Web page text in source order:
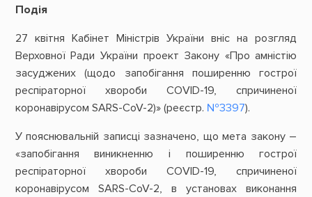
Подія
27 квітня Кабінет Міністрів України вніс на розгляд
Верховної Ради України проект Закону «Про амністію
засуджених (щодо запобігання поширенню гострої
респіраторної хвороби COVID-19, спричиненої
коронавірусом SARS-CoV-2)» (реєстр. №3397).
У пояснювальній записці зазначено, що мета закону –
«запобігання виникненню і поширенню гострої
респіраторної хвороби COVID-19, спричиненої
коронавірусом SARS-CoV-2, в установах виконання